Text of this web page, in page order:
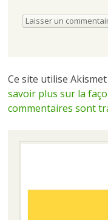
Ce site utilise
savoir plus sur la
commentaires sont